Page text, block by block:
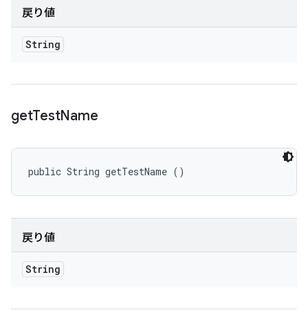
戻り値
String
getTestName
public String getTestName ()
戻り値
String